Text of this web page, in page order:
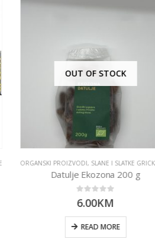
OUT OF STOCK
ORGANSKI PROIZVODI,SLANE I SLATKE GRICKALICE
Datulje Ekozona 200 g
6.00KM
READ MORE